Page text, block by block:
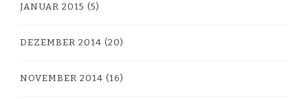
JANUAR 2015 (5)
DEZEMBER 2014 (20)
NOVEMBER 2014 (16)